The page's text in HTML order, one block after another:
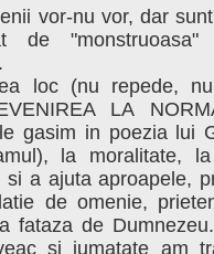
vor-nu vor, dar
de
loc (nu repede,
LA
gasim in poezia lui
la moralitate,
a ajuta aproapele,
de omenie,
fataza de
si jumatate am